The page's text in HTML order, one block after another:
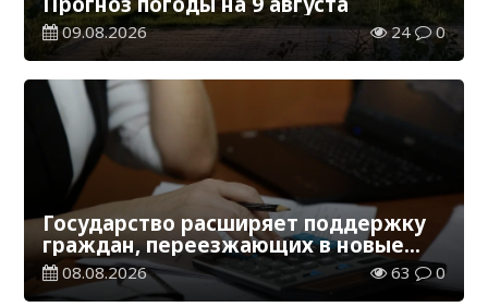
09.08.2026 24 0
Государство расширяет поддержку
граждан, переезжающих в новые
регионы для работы
08.08.2026 63 0